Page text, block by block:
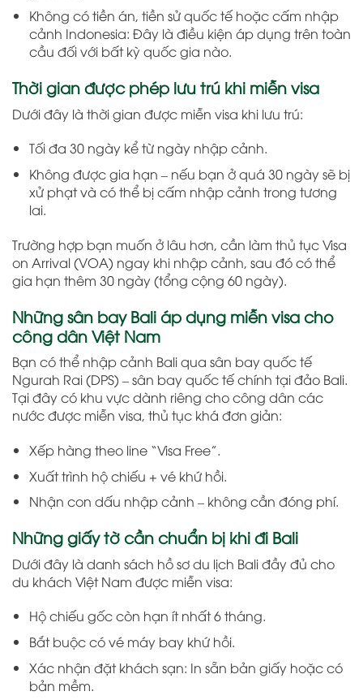
Không có tiền án, tiền sử quốc tế hoặc cấm nhập
cảnh Indonesia: Đây là điều kiện áp dụng trên toàn
cầu đối với bất kỳ quốc gia nào.
Thời gian được phép lưu trú khi miễn visa
Dưới đây là thời gian được miễn visa khi lưu trú:
Tối đa 30 ngày kể từ ngày nhập cảnh.
Không được gia hạn – nếu bạn ở quá 30 ngày sẽ bị
xử phạt và có thể bị cấm nhập cảnh trong tương
lai.
Trường hợp bạn muốn ở lâu hơn, cần làm thủ tục Visa
on Arrival (VOA) ngay khi nhập cảnh, sau đó có thể
gia hạn thêm 30 ngày (tổng cộng 60 ngày).
Những sân bay Bali áp dụng miễn visa cho
công dân Việt Nam
Bạn có thể nhập cảnh Bali qua sân bay quốc tế
Ngurah Rai (DPS) – sân bay quốc tế chính tại đảo Bali.
Tại đây có khu vực dành riêng cho công dân các
nước được miễn visa, thủ tục khá đơn giản:
Xếp hàng theo line “Visa Free”.
Xuất trình hộ chiếu + vé khứ hồi.
Nhận con dấu nhập cảnh – không cần đóng phí.
Những giấy tờ cần chuẩn bị khi đi Bali
Dưới đây là danh sách hồ sơ du lịch Bali đầy đủ cho
du khách Việt Nam được miễn visa:
Hộ chiếu gốc còn hạn ít nhất 6 tháng.
Bắt buộc có vé máy bay khứ hồi.
Xác nhận đặt khách sạn: In sẵn bản giấy hoặc có
bản mềm.